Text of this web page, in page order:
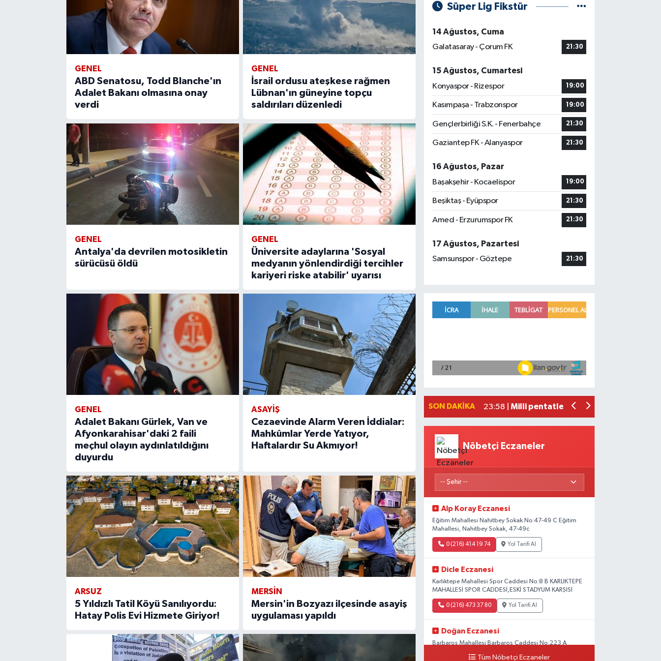
GENEL
ABD Senatosu, Todd Blanche'ın
Adalet Bakanı olmasına onay
verdi
GENEL
İsrail ordusu ateşkese rağmen
Lübnan'ın güneyine topçu
saldırıları düzenledi
GENEL
Antalya'da devrilen motosikletin
sürücüsü öldü
GENEL
Üniversite adaylarına 'Sosyal
medyanın yönlendirdiği tercihler
kariyeri riske atabilir' uyarısı
GENEL
Adalet Bakanı Gürlek, Van ve
Afyonkarahisar'daki 2 faili
meçhul olayın aydınlatıldığını
duyurdu
ASAYIŞ
Cezaevinde Alarm Veren İddialar:
Mahkûmlar Yerde Yatıyor,
Haftalardır Su Akmıyor!
ARSUZ
5 Yıldızlı Tatil Köyü Sanılıyordu:
Hatay Polis Evi Hizmete Giriyor!
MERSIN
Mersin'in Bozyazı ilçesinde asayiş
uygulaması yapıldı
Süper Lig Fikstür
14 Ağustos, Cuma
Galatasaray - Çorum FK
21:30
15 Ağustos, Cumartesi
Konyaspor - Rizespor
19:00
Kasımpaşa - Trabzonspor 19:00
Gençlerbirliği S.K. - Fenerbahçe 21:30
Gaziantep FK - Alanyaspor 21:30
16 Ağustos, Pazar
Başakşehir - Kocaelispor
19:00
Beşiktaş - Eyüpspor 21:30
Amed - Erzurumspor FK 21:30
17 Ağustos, Pazartesi
Samsunspor - Göztepe
21:30
SON DAKIKA
Mersin'de uyuşturucu
23:58 | Milli pentatletler Kıvanç Taşyaran ve
Nöbetçi Eczaneler
Alp Koray Eczanesi
Eğitim Mahallesi Nahitbey Sokak No:47-49 C Eğitim
Mahallesi, Nahitbey Sokak, 47-49c
0 (216) 414 19 74 Yol Tarifi Al
Dicle Eczanesi
Karlıktepe Mahallesi Spor Caddesi No:8 B KARLIKTEPE
MAHALLESİ SPOR CADDESİ,ESKİ STADYUM KARŞISI
0 (216) 473 37 80 Yol Tarifi Al
Doğan Eczanesi
Barbaros Mahallesi Barbaros Caddesi No:223 A
Tüm Nöbetçi Eczaneler